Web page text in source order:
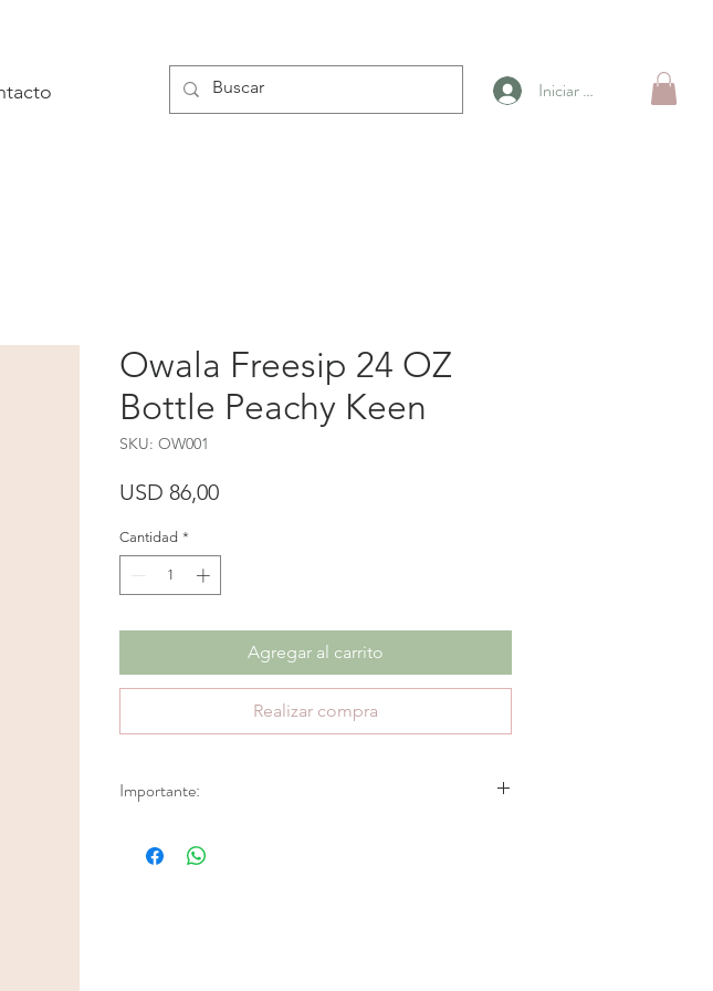
Iniciar sesión
Owala Freesip 24 OZ
Bottle Peachy Keen
SKU: OW001
USD 86,00Precio
Cantidad *
Agregar al carrito
Realizar compra
Importante:
descuentos. Aplica únicamente 30 días de garantía por defectos